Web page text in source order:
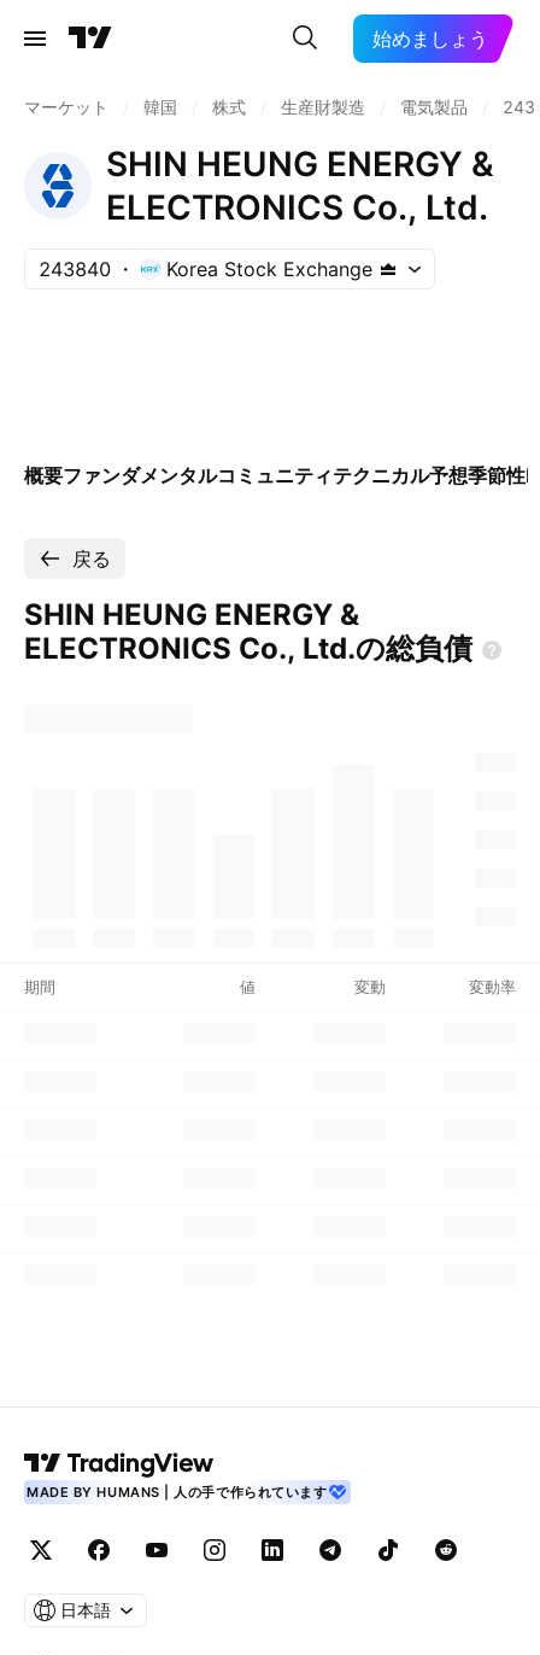
始めましょう
マーケット 韓国 株式 生産財製造 電気製品
SHIN HEUNG ENERGY &
ELECTRONICS Co., Ltd.
243840 Korea Stock Exchange
概要ファンダメンタルコミュニティテクニカル予想季節性
戻る
SHIN HEUNG ENERGY &
ELECTRONICS Co., Ltd.の総負債
期間 値 変動 変動率
MADE BY HUMANS | 人の手で作られています
日本語